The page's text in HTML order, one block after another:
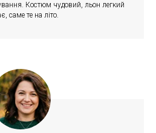
Костюм чудовий, льон легкий
саме те на літо.